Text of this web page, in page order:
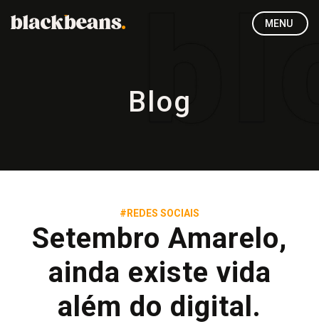
MENU
Blog
#REDES SOCIAIS
Setembro Amarelo,
ainda existe vida
além do digital.